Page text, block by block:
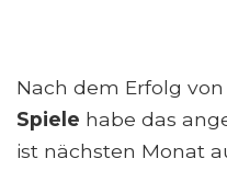
Nach dem Erfolg von
Spiele habe das
ist nächsten Monat